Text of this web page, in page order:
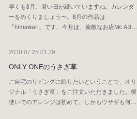
早くも8月、暑い日が続いていますね。カレンダ
ーをめくりましょう〜。8月の作品は
「himawari」です。今月は、素敵なお店Mc AB…
2018.07.25 01:39
ONLY ONEのうさぎ草
ご自宅のリビングに飾りたいということで、オリ
ジナル「うさぎ草」をご注文いただきました。横
使いでのアレンジは初めて、しかもウサギも何…